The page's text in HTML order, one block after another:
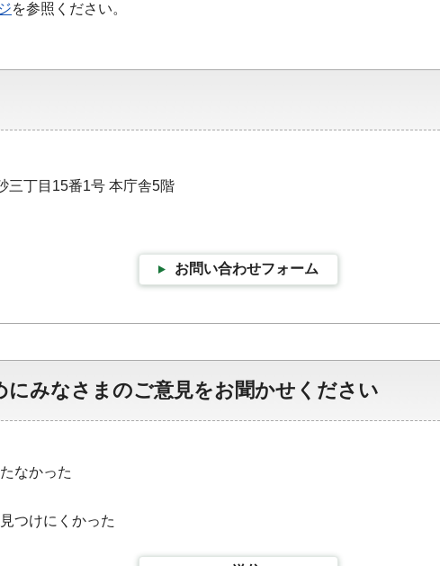
を参照ください。
三丁目15番1号 本庁舎5階
お問い合わせフォーム
みなさまのご意見をお聞かせください
なかった
つけにくかった